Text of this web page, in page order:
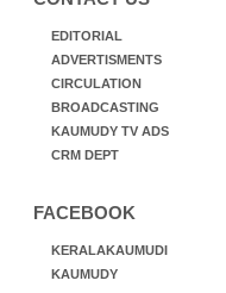
EDITORIAL
ADVERTISMENTS
CIRCULATION
BROADCASTING
KAUMUDY TV ADS
CRM DEPT
FACEBOOK
KERALAKAUMUDI
KAUMUDY